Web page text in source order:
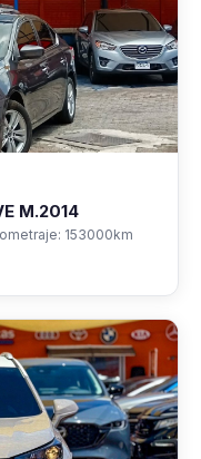
M.2014
153000km